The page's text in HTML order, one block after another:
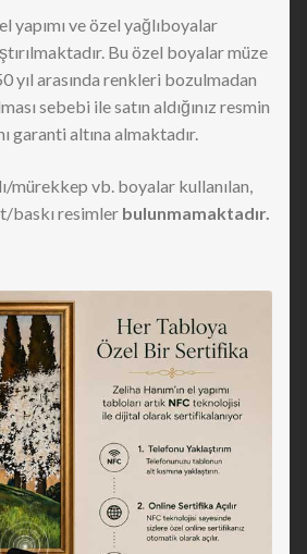
yapımı ve özel yağlıboyalar
Bu özel boyalar müze
yıl arasında renkleri bozulmadan
sebebi ile satın aldığınız resmin
garanti altına almaktadır.
mürekkep vb. boyalar kullanılan,
baskı resimler bulunmamaktadır.